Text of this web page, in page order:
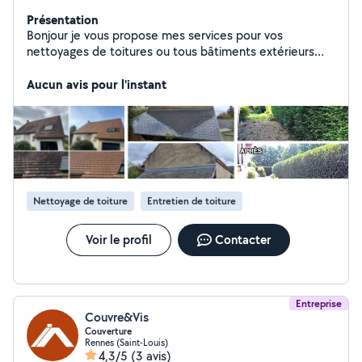
Présentation
Bonjour je vous propose mes services pour vos
nettoyages de toitures ou tous bâtiments extérieurs
pelouse, petit muret...) Travail soigné et intervention
pour tous renseignements
Aucun avis pour l'instant
Nettoyage de toiture Entretien de toiture
Voir le profil Contacter
Entreprise
Couvre&Vis
Couverture
Rennes (Saint-Louis)
4,3/5 (3 avis)